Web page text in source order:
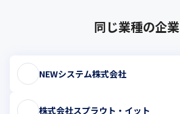
同じ業種の企業
NEWシステム株式会社
株式会社スプラウト・イット